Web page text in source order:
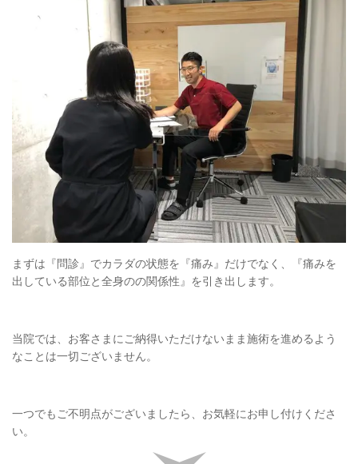
まずは『問診』でカラダの状態を『痛み』だけでなく、『痛みを
出している部位と全身のの関係性』を引き出します。
当院では、お客さまにご納得いただけないまま施術を進めるよう
なことは一切ございません。
一つでもご不明点がございましたら、お気軽にお申し付けくださ
い。